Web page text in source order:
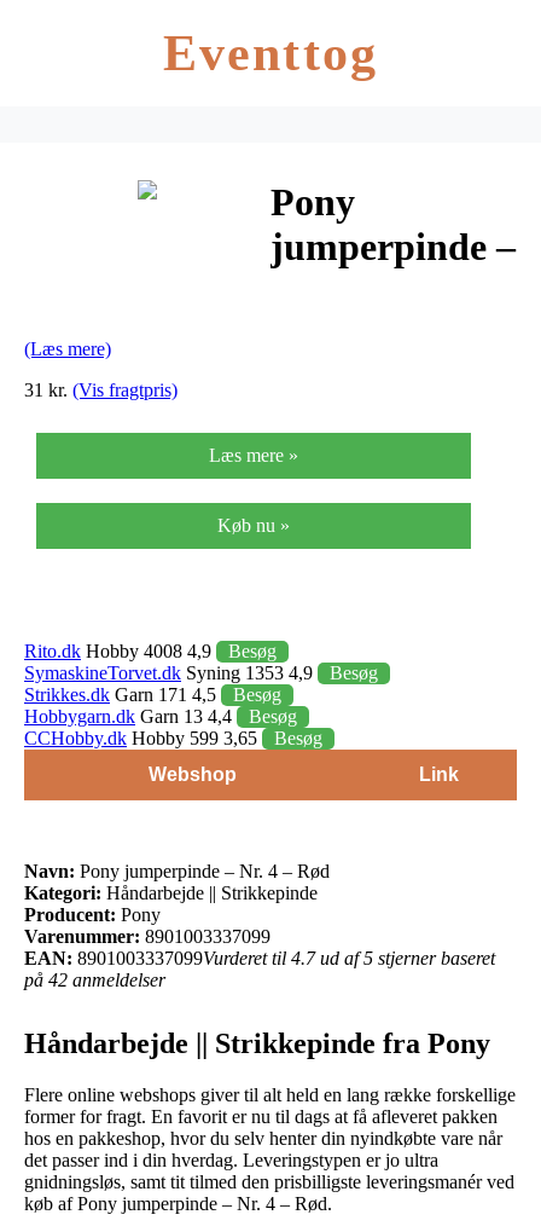
Eventtog
Pony
jumperpinde –
(Læs mere)
31 kr. (Vis fragtpris)
Læs mere »
Køb nu »
Rito.dk Hobby 4008 4,9
Besøg
SymaskineTorvet.dk Syning 1353 4,9
Besøg
Strikkes.dk Garn 171 4,5
Besøg
Hobbygarn.dk Garn 13 4,4
Besøg
CCHobby.dk Hobby 599 3,65
Besøg
Webshop
Link
Navn: Pony jumperpinde – Nr. 4 – Rød
Kategori: Håndarbejde || Strikkepinde
Producent: Pony
Varenummer: 8901003337099
EAN: 8901003337099Vurderet til 4.7 ud af 5 stjerner baseret
på 42 anmeldelser
Håndarbejde || Strikkepinde fra Pony
Flere online webshops giver til alt held en lang række forskellige
former for fragt. En favorit er nu til dags at få afleveret pakken
hos en pakkeshop, hvor du selv henter din nyindkøbte vare når
det passer ind i din hverdag. Leveringstypen er jo ultra
gnidningsløs, samt tit tilmed den prisbilligste leveringsmanér ved
køb af Pony jumperpinde – Nr. 4 – Rød.